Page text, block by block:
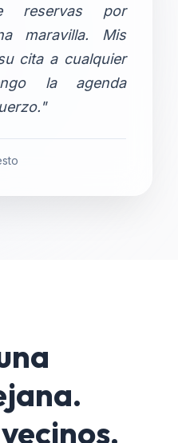
reservas por
maravilla. Mis
cita a cualquier
la agenda